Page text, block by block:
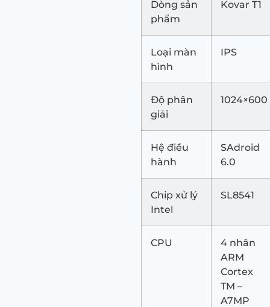
Dòng sản
phẩm
Kovar T1
Loại màn
hình
IPS
Độ phân
giải
1024×600
Hệ điều
hành
SAdroid
6.0
Chip xử lý
Intel
SL8541
CPU
4 nhân
ARM
Cortex
TM –
A7MP